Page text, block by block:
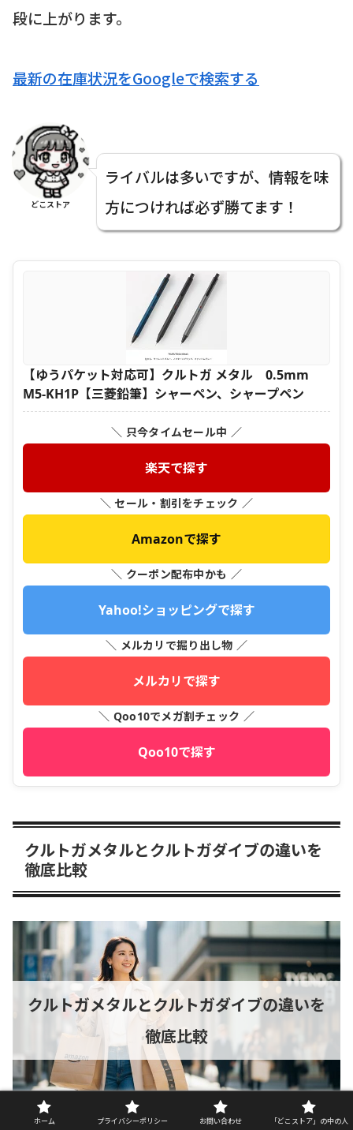
段に上がります。
最新の在庫状況をGoogleで検索する
どこストア
ライバルは多いですが、情報を味
方につければ必ず勝てます！
【ゆうパケット対応可】クルトガ メタル 0.5mm
M5-KH1P【三菱鉛筆】シャーペン、シャープペン
＼ 只今タイムセール中 ／
楽天で探す
＼ セール・割引をチェック ／
Amazonで探す
＼ クーポン配布中かも ／
Yahoo!ショッピングで探す
＼ メルカリで掘り出し物 ／
メルカリで探す
＼ Qoo10でメガ割チェック ／
Qoo10で探す
クルトガメタルとクルトガダイブの違いを
徹底比較
doko-store.com
クルトガメタルとクルトガダイブの違いを
徹底比較
ホーム プライバシーポリシー お問い合わせ 「どこストア」の中の人